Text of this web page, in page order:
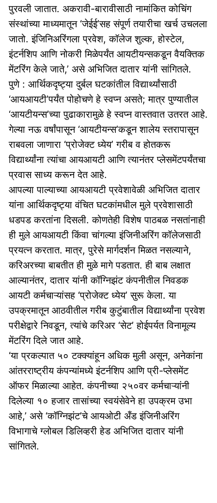
पुरवली जातात. अकरावी-बारावीसाठी नामांकित कोचिंग
संस्थांच्या माध्यमातून ‘जेईई’सह संपूर्ण तयारीचा खर्च उचलला
जातो. इंजिनिअरिंगला प्रवेश, कॉलेज शुल्क, होस्टेल,
इंटर्नशिप आणि नोकरी मिळेपर्यंत आयटीयन्सकडून वैयक्तिक
मेंटरिंग केले जाते,’ असे अभिजित दातार यांनी सांगितले.
पुणे : आर्थिकदृष्ट्या दुर्बल घटकांतील विद्यार्थ्यांसाठी
‘आयआयटी’पर्यंत पोहोचणे हे स्वप्न असते; मात्र पुण्यातील
‘आयटीयन्स’च्या पुढाकारामुळे हे स्वप्न वास्तवात उतरत आहे.
गेल्या नऊ वर्षांपासून ‘आयटीयन्स’कडून शालेय स्तरापासून
राबवला जाणारा ‘प्रोजेक्ट ध्येय’ गरीब व होतकरू
विद्यार्थ्यांना त्यांचा आयआयटी आणि त्यानंतर प्लेसमेंटपर्यंतचा
प्रवास साध्य करून देत आहे.
आपल्या पाल्याच्या आयआयटी प्रवेशावेळी अभिजित दातार
यांना आर्थिकदृष्ट्या वंचित घटकांमधील मुले प्रवेशासाठी
धडपड करतांना दिसली. कोणतेही विशेष पाठबळ नसतांनाही
ही मुले आयआयटी किंवा चांगल्या इंजिनीअरिंग कॉलेजसाठी
प्रयत्न करतात. मात्र, पुरेसे मार्गदर्शन मिळत नसल्याने,
करिअरच्या बाबतीत ही मुळे मागे पडतात. ही बाब लक्षात
आल्यानंतर, दातार यांनी कॉग्निझंट कंपनीतील निवडक
आयटी कर्मचाऱ्यांसह ‘प्रोजेक्ट ध्येय’ सुरू केला. या
उपक्रमातून आठवीतील गरीब कुटुंबातील विद्यार्थ्यांना प्रवेश
परीक्षेद्वारे निवडून, त्यांचे करिअर ‘सेट’ होईपर्यत विनामूल्य
मेंटरिंग दिले जात आहे.
‘या प्रकल्पात ५० टक्क्यांहून अधिक मुली असून, अनेकांना
आंतरराष्ट्रीय कंपन्यांमध्ये इंटर्नशिप आणि प्री-प्लेसमेंट
ऑफर मिळाल्या आहेत. कंपनीच्या २५०वर कर्मचाऱ्यांनी
दिलेल्या १० हजार तासांच्या स्वयंसेवेने हा उपक्रम उभा
आहे,’ असे ‘कॉग्निझंट’चे आयओटी अँड इंजिनीअरिंग
विभागाचे ग्लोबल डिलिव्हरी हेड अभिजित दातार यांनी
सांगितले.